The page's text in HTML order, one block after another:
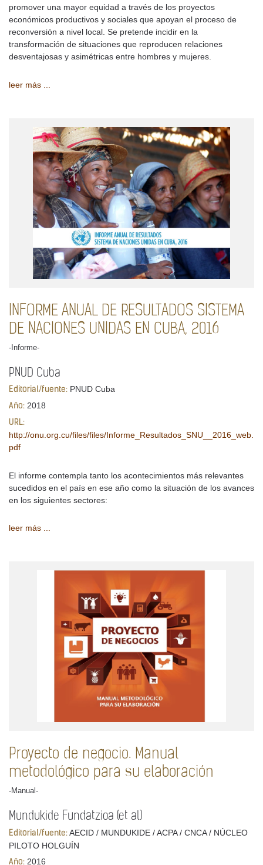
promover una mayor equidad a través de los proyectos
económicos productivos y sociales que apoyan el proceso de
reconversión a nivel local. Se pretende incidir en la
transformación de situaciones que reproducen relaciones
desventajosas y asimétricas entre hombres y mujeres.
leer más ...
INFORME ANUAL DE RESULTADOS SISTEMA
DE NACIONES UNIDAS EN CUBA, 2016
-Informe-
PNUD Cuba
Editorial/fuente: PNUD Cuba
Año: 2018
URL:
http://onu.org.cu/files/files/Informe_Resultados_SNU__2016_web.
pdf
El informe contempla tanto los acontecimientos más relevantes
sucedidos en el país en ese año como la situación de los avances
en los siguientes sectores:
leer más ...
Proyecto de negocio. Manual
metodológico para su elaboración
-Manual-
Mundukide Fundatzioa (et al)
Editorial/fuente: AECID / MUNDUKIDE / ACPA / CNCA / NÚCLEO
PILOTO HOLGUÍN
Año: 2016